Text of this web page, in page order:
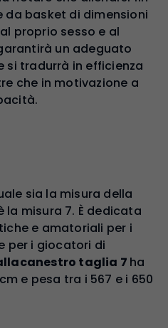
da basket di dimensioni
proprio sesso e al
un adeguato
si tradurrà in efficienza
che in motivazione a
sia la misura della
la misura 7. È dedicata
e amatoriali per i
per i giocatori di
taglia 7 ha
e pesa tra i 567 e i 650